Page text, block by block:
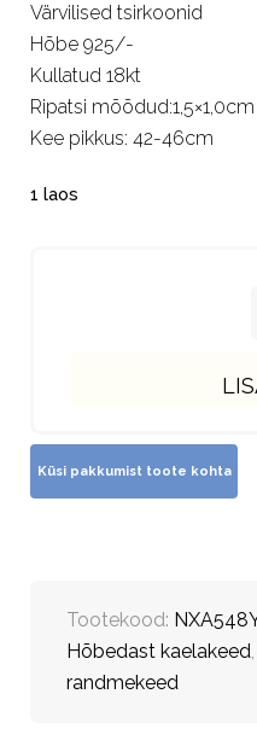
Värvilised tsirkoonid
Hõbe 925/-
Kullatud 18kt
Ripatsi mõõdud:1,5×1,0cm
Kee pikkus: 42-46cm
1 laos
Tootekood:
Hõbedast kaelakeed,
randmekeed